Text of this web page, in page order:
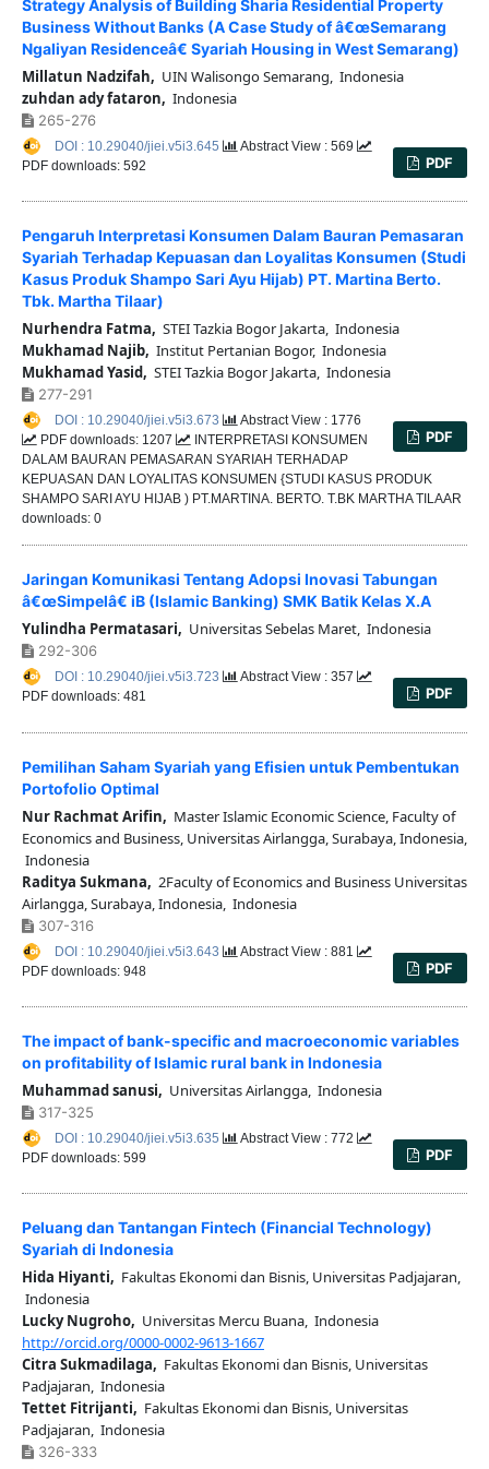
Strategy Analysis of Building Sharia Residential Property
Business Without Banks (A Case Study of â€œSemarang
Ngaliyan Residenceâ€ Syariah Housing in West Semarang)
Millatun Nadzifah, UIN Walisongo Semarang, Indonesia
zuhdan ady fataron, Indonesia
265-276
PDF
DOI : 10.29040/jiei.v5i3.645
Abstract View : 569
PDF downloads: 592
Pengaruh Interpretasi Konsumen Dalam Bauran Pemasaran
Syariah Terhadap Kepuasan dan Loyalitas Konsumen (Studi
Kasus Produk Shampo Sari Ayu Hijab) PT. Martina Berto.
Tbk. Martha Tilaar)
Nurhendra Fatma, STEI Tazkia Bogor Jakarta, Indonesia
Mukhamad Najib, Institut Pertanian Bogor, Indonesia
Mukhamad Yasid, STEI Tazkia Bogor Jakarta, Indonesia
277-291
PDF
DOI : 10.29040/jiei.v5i3.673
Abstract View : 1776
PDF downloads: 1207
INTERPRETASI KONSUMEN
DALAM BAURAN PEMASARAN SYARIAH TERHADAP
KEPUASAN DAN LOYALITAS KONSUMEN {STUDI KASUS PRODUK
SHAMPO SARI AYU HIJAB ) PT.MARTINA. BERTO. T.BK MARTHA TILAAR
downloads: 0
Jaringan Komunikasi Tentang Adopsi Inovasi Tabungan
â€œSimpelâ€ iB (Islamic Banking) SMK Batik Kelas X.A
Yulindha Permatasari, Universitas Sebelas Maret, Indonesia
292-306
PDF
DOI : 10.29040/jiei.v5i3.723
Abstract View : 357
PDF downloads: 481
Pemilihan Saham Syariah yang Efisien untuk Pembentukan
Portofolio Optimal
Nur Rachmat Arifin, Master Islamic Economic Science, Faculty of
Economics and Business, Universitas Airlangga, Surabaya, Indonesia,
Indonesia
Raditya Sukmana, 2Faculty of Economics and Business Universitas
Airlangga, Surabaya, Indonesia, Indonesia
307-316
PDF
DOI : 10.29040/jiei.v5i3.643
Abstract View : 881
PDF downloads: 948
The impact of bank-specific and macroeconomic variables
on profitability of Islamic rural bank in Indonesia
Muhammad sanusi, Universitas Airlangga, Indonesia
317-325
PDF
DOI : 10.29040/jiei.v5i3.635
Abstract View : 772
PDF downloads: 599
Peluang dan Tantangan Fintech (Financial Technology)
Syariah di Indonesia
Hida Hiyanti, Fakultas Ekonomi dan Bisnis, Universitas Padjajaran,
Indonesia
Lucky Nugroho, Universitas Mercu Buana, Indonesia
http://orcid.org/0000-0002-9613-1667
Citra Sukmadilaga, Fakultas Ekonomi dan Bisnis, Universitas
Padjajaran, Indonesia
Tettet Fitrijanti, Fakultas Ekonomi dan Bisnis, Universitas
Padjajaran, Indonesia
326-333